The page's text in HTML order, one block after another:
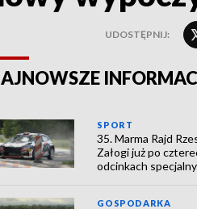
UDOSTĘPNIJ:
SPORT
35. Marma Rajd
Załogi już po
odcinkach
GOSPODARKA